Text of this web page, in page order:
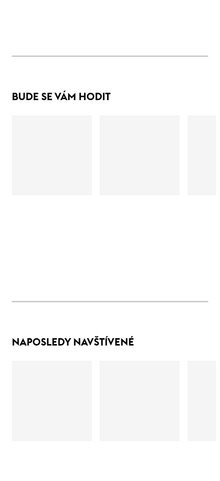
BUDE SE VÁM HODIT
NAPOSLEDY NAVŠTÍVENÉ